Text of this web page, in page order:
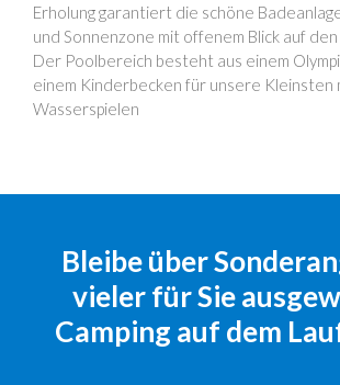
Erholung garantiert die schöne
und Sonnenzone mit offenem Blick auf
Der Poolbereich besteht aus einem
einem Kinderbecken für unsere Kleinsten
Wasserspielen
Bleibe über
vieler für Sie
Camping auf dem